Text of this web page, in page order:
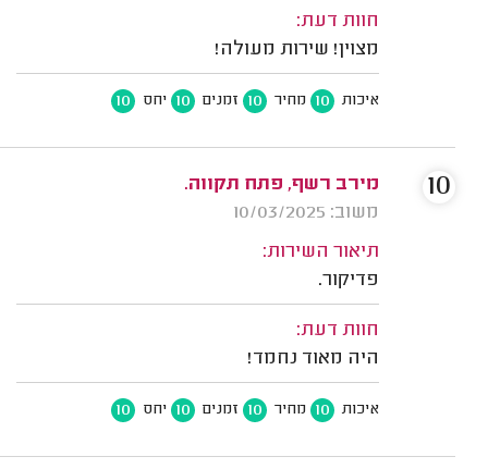
חוות דעת:
מצוין! שירות מעולה!
איכות 10 מחיר 10 זמנים 10 יחס 10
מירב רשף, פתח תקווה.
משוב: 10/03/2025
תיאור השירות:
פדיקור.
חוות דעת:
היה מאוד נחמד!
איכות 10 מחיר 10 זמנים 10 יחס 10
10